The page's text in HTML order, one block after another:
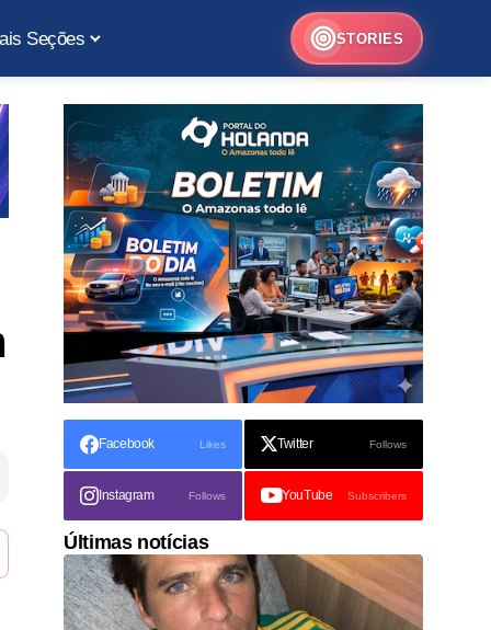
Seções STORIES
Facebook Likes Twitter Follows
Instagram Follows YouTube Subscribers
Últimas notícias